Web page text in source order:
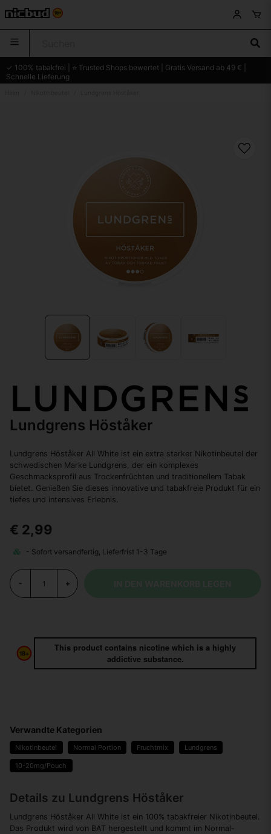
✓ 100% tabakfrei | ⭐ Trusted Shops bewertet | Gratis Versand ab 49 € |
Schnelle Lieferung
Lundgrens Höståker
Lundgrens Höståker All White ist ein extra starker Nikotinbeutel der
schwedischen Marke Lundgrens, der ein komplexes
Geschmacksprofil aus Trockenfrüchten und traditionellem Tabak
bietet. Genießen Sie dieses innovative und tabakfreie Produkt für ein
tiefes und intensives Erlebnis.
€ 2,99
- +
This product contains nicotine which is a highly
addictive substance.
Verwandte Kategorien
Nikotinbeutel Normal Portion Fruchtmix Lundgrens
10-20mg/Pouch
Details zu Lundgrens Höståker
Lundgrens Höståker All White ist ein 100% tabakfreier Nikotinbeutel.
Das Produkt wird von BAT hergestellt und kommt im Normal-